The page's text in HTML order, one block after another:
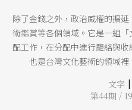
除了金錢之外，政治威權的擴
術鑑賞等各個領域。它是一組
配工作，在分配中進行籠絡與
也是台灣文化藝術的領域裡
文字 |
第44期 /